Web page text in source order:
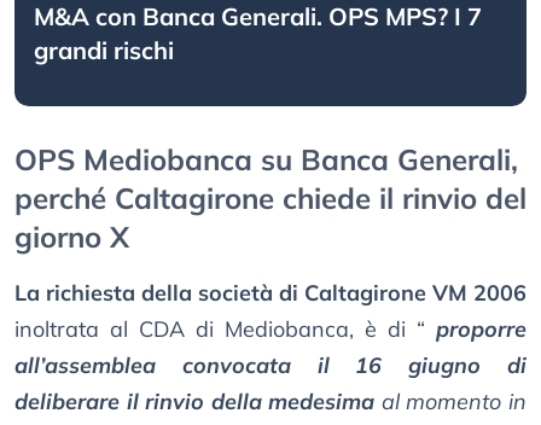
M&A con Banca Generali. OPS MPS? I 7
grandi rischi
OPS Mediobanca su Banca Generali,
perché Caltagirone chiede il rinvio del
giorno X
La richiesta della società di Caltagirone VM 2006
inoltrata al CDA di Mediobanca, è di “ proporre
all’assemblea convocata il 16 giugno di
deliberare il rinvio della medesima al momento in